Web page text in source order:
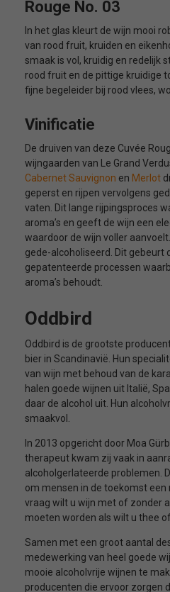
Rouge No. 03
In het glas kleurt de wijn mooi
van rood fruit, kruiden en
smaak is vol, kruidig en redelijk
rood fruit en de pittige kruidige
fijne begeleider bij rood vlees,
Vinificatie
De druiven van deze Cuvée
wijngaarden van Le Grand
Cabernet Sauvignon en Merlot
geperst en rijpen vervolgens
vaten. Dit lange rijpingsproces
aroma’s en geeft de wijn een
waardoor de wijn voller
gede-alcoholiseerd. Dit gebeurt
gepatenteerde processen
aroma’s behoudt.
Oddbird
Oddbird is de grootste
bier in Scandinavië. Hun
van wijn met behoud van de
halen goede wijnen uit Italië,
daar de alcohol uit. Hun
smaakvol.
In 2013 opgericht door Moa
therapeut kwam zij vaak in
alcoholgerlateerde problemen.
om mensen in de toekomst een
vraag wilt u wijn met of zonder
moeten worden als wilt u thee
Samen met een groot aantal
medewerking van heel goede
mooie alcoholvrije wijnen te
producenten die ervoor zorgen